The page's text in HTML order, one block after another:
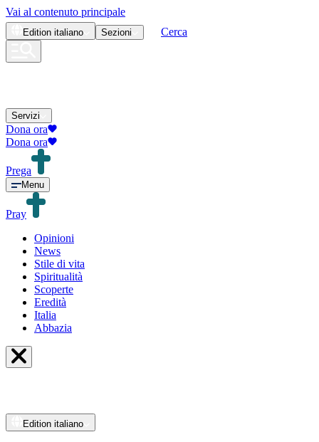
Vai al contenuto principale
Edition italiano Sezioni Cerca
Servizi
Dona ora
Dona ora
Prega
Menu
Pray
Opinioni
News
Stile di vita
Spiritualità
Scoperte
Eredità
Italia
Abbazia
Edition italiano